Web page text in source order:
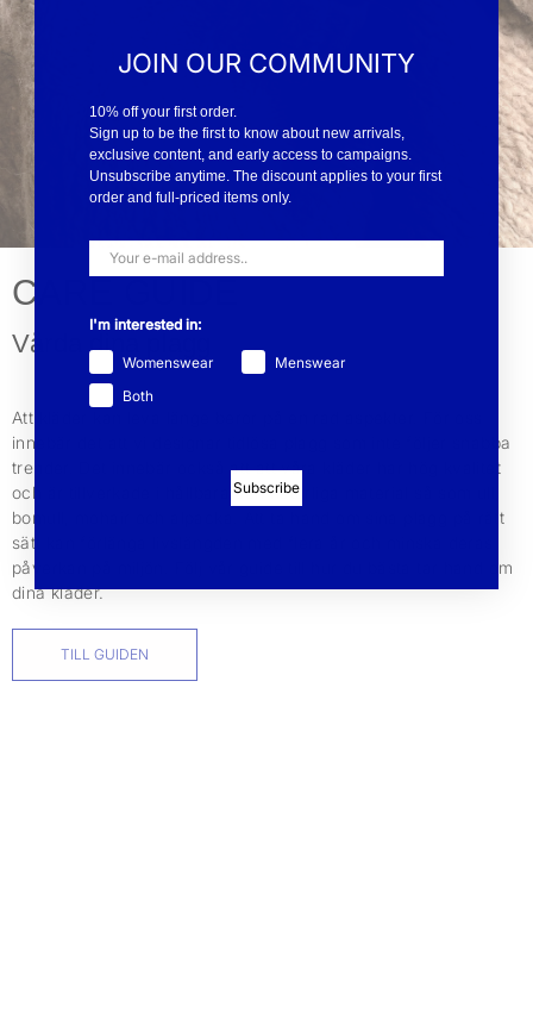
CARE GUIDE
Vårda dina plagg
Att kläder kan leva länge beror på en rad aspekter. För oss
innebär det att vi designar tidlösa plagg som inte följer snabba
trender. Det innebär också att att våra kläder har hög kvalitet
och är tillverkade i hållbara och naturliga material så som ull,
bomull, mohair och alpacka. Att ta hand om sina plagg på rätt
sätt kan förlänga livslängden med flera år och minska deras
påverkan på miljön. Följ vår guide till hur du bästa tar hand om
dina kläder.
TILL GUIDEN
JOIN OUR COMMUNITY
10% off your first order.
Sign up to be the first to know about new arrivals,
exclusive content, and early access to campaigns.
Unsubscribe anytime. The discount applies to your first
order and full-priced items only.
I'm interested in:
Womenswear
Menswear
Both
Subscribe